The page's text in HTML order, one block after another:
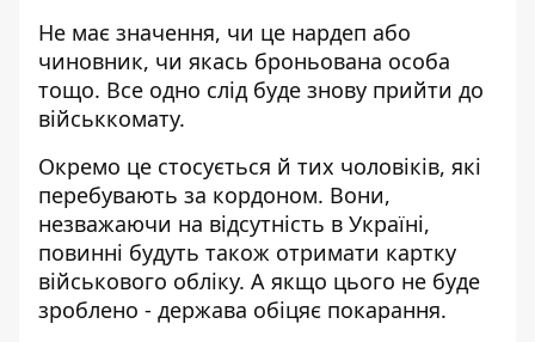
Не має значення, чи це нардеп або
чиновник, чи якась броньована особа
тощо. Все одно слід буде знову прийти до
військкомату.
Окремо це стосується й тих чоловіків, які
перебувають за кордоном. Вони,
незважаючи на відсутність в Україні,
повинні будуть також отримати картку
військового обліку. А якщо цього не буде
зроблено - держава обіцяє покарання.